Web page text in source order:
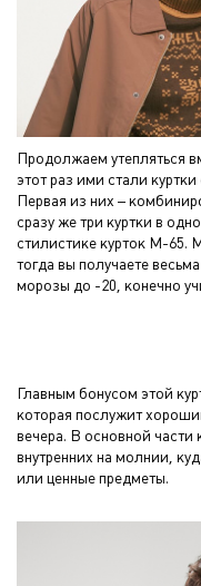
Продолжаем утепляться
этот раз ими стали
Первая из них –
сразу же три куртки в
стилистике курток M-65.
тогда вы получаете
морозы до -20, конечно
Главным бонусом этой
которая послужит
вечера. В основной части
внутренних на молнии,
или ценные предметы.